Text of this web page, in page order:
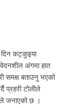
कट्कुइया
अंगमा हात
समक्ष बताउनु भएको
प्रहरी टोलीले
जनाएको छ ।